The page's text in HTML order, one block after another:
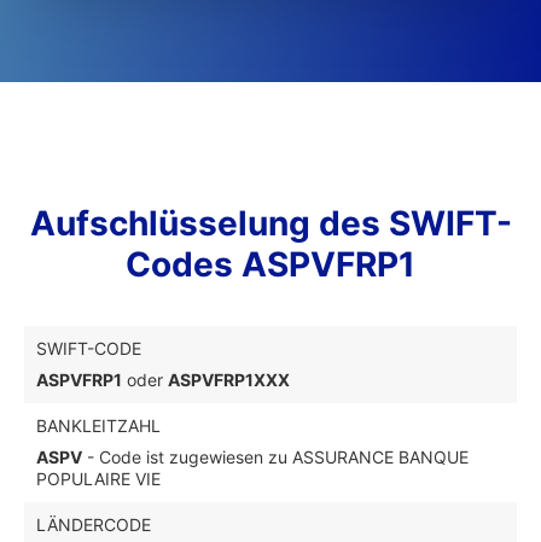
Aufschlüsselung des SWIFT-
Codes ASPVFRP1
SWIFT-CODE
ASPVFRP1 oder ASPVFRP1XXX
BANKLEITZAHL
ASPV - Code ist zugewiesen zu ASSURANCE BANQUE
POPULAIRE VIE
LÄNDERCODE